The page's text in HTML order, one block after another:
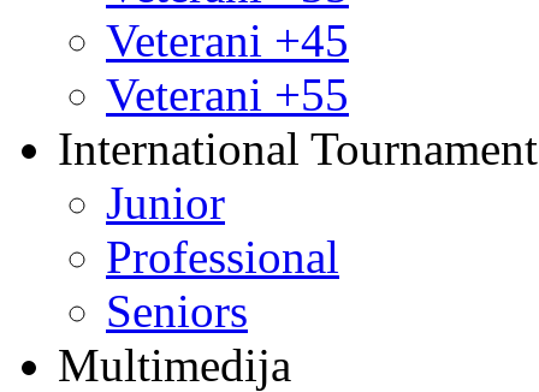
Veterani +45
Veterani +55
International
Junior
Professional
Seniors
Multimedija